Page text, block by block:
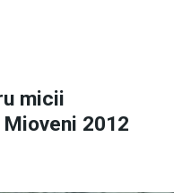
micii
2012